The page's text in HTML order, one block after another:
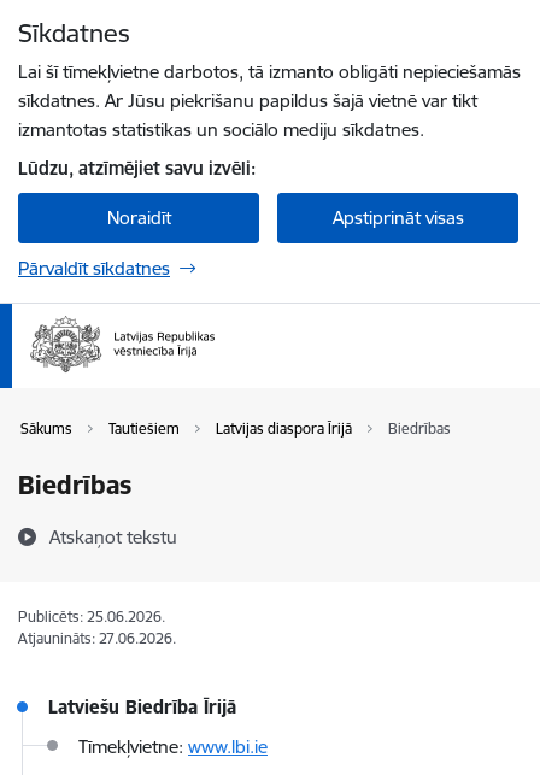
Sīkdatnes
Lai šī tīmekļvietne darbotos, tā izmanto obligāti nepieciešamās
sīkdatnes. Ar Jūsu piekrišanu papildus šajā vietnē var tikt
izmantotas statistikas un sociālo mediju sīkdatnes.
Lūdzu, atzīmējiet savu izvēli:
Noraidīt Apstiprināt visas
Pārvaldīt sīkdatnes
Sākums Tautiešiem Latvijas diaspora Īrijā Biedrības
Biedrības
Atskaņot tekstu
Publicēts: 25.06.2026.
Atjaunināts: 27.06.2026.
Latviešu Biedrība Īrijā
Tīmekļvietne: www.lbi.ie